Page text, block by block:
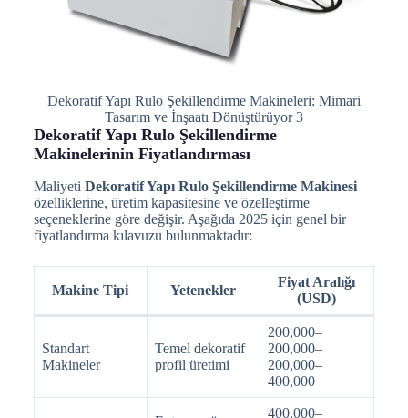
Dekoratif Yapı Rulo Şekillendirme Makineleri: Mimari
Tasarım ve İnşaatı Dönüştürüyor 3
Dekoratif Yapı Rulo Şekillendirme
Makinelerinin Fiyatlandırması
Maliyeti Dekoratif Yapı Rulo Şekillendirme Makinesi
özelliklerine, üretim kapasitesine ve özelleştirme
seçeneklerine göre değişir. Aşağıda 2025 için genel bir
fiyatlandırma kılavuzu bulunmaktadır:
Makine Tipi Yetenekler
Fiyat Aralığı
(USD)
Standart
Makineler
Temel dekoratif
profil üretimi
200,000–
200,000–
200,000–
400,000
400,000–